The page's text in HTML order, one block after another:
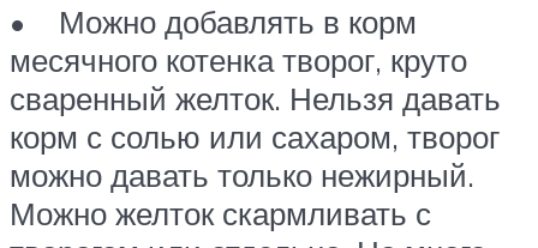
• Можно добавлять в корм
месячного котенка творог, круто
сваренный желток. Нельзя давать
корм с солью или сахаром, творог
можно давать только нежирный.
Можно желток скармливать с